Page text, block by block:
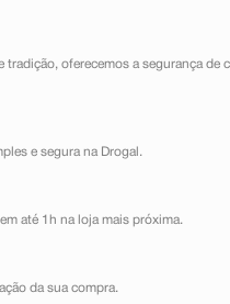
oferecemos a segurança
e segura na Drogal.
até 1h na loja mais próxima.
da sua compra.